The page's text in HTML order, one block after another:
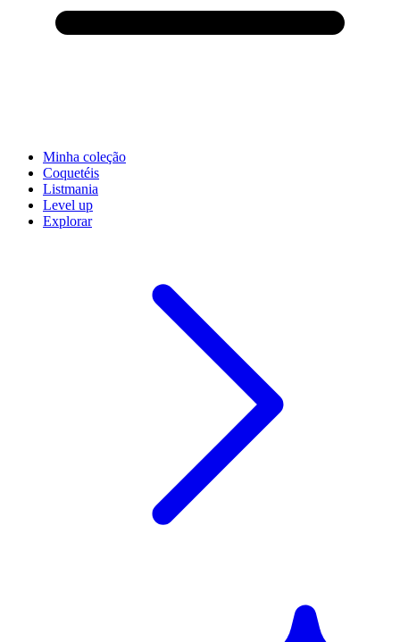
Minha coleção
Coquetéis
Listmania
Level up
Explorar